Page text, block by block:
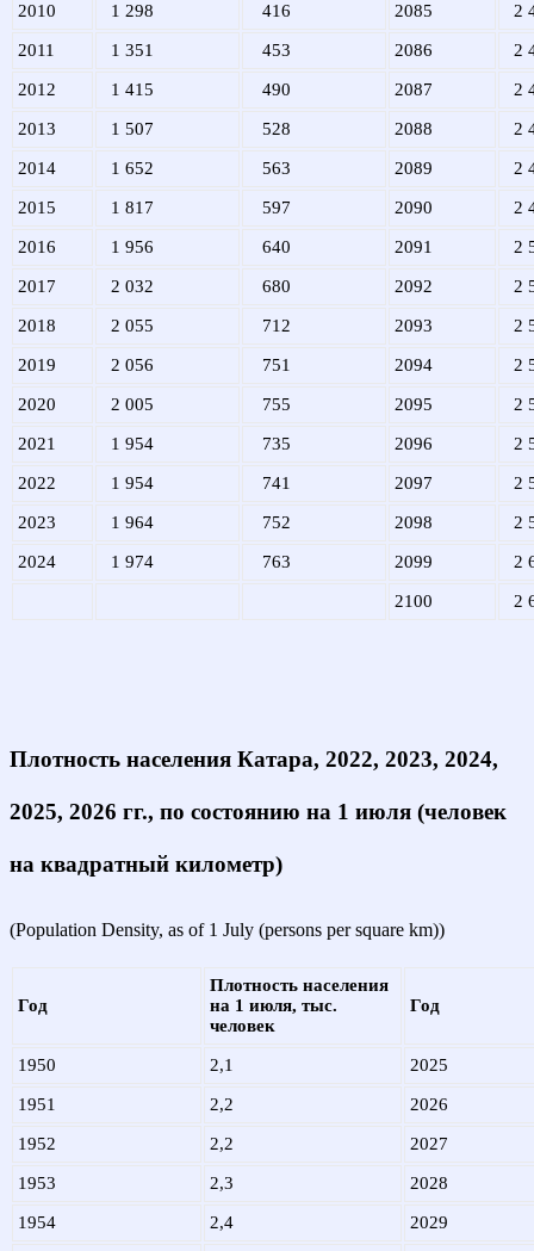
2010 1 298 416 2085 2
2011 1 351 453 2086 2
2012 1 415 490 2087 2
2013 1 507 528 2088 2
2014 1 652 563 2089 2
2015 1 817 597 2090 2
2016 1 956 640 2091 2
2017 2 032 680 2092 2
2018 2 055 712 2093 2
2019 2 056 751 2094 2
2020 2 005 755 2095 2
2021 1 954 735 2096 2
2022 1 954 741 2097 2
2023 1 964 752 2098 2
2024 1 974 763 2099 2
2100 2
Плотность населения Катара, 2022, 2023, 2024,
2025, 2026 гг., по состоянию на 1 июля (человек
на квадратный километр)
(Population Density, as of 1 July (persons per square km))
Год
Плотность населения
на 1 июля, тыс.
человек
Год
1950 2,1 2025
1951 2,2 2026
1952 2,2 2027
1953 2,3 2028
1954 2,4 2029